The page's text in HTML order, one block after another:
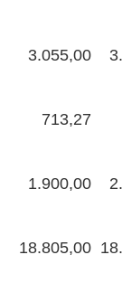
3.055,00
713,27
1.900,00
18.805,00